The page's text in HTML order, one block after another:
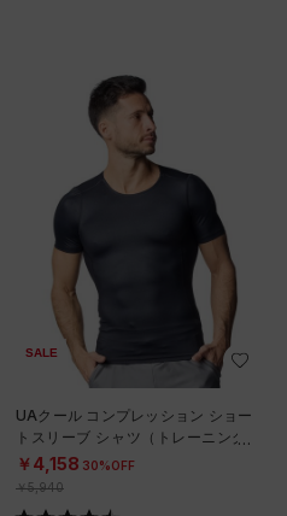
SALE
UAクール コンプレッション ショー
トスリーブ シャツ（トレーニング/
MEN）
￥4,158 30%OFF
￥5,940